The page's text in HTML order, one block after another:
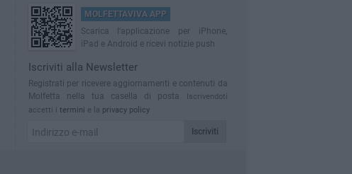
MOLFETTAVIVA APP
Scarica l'applicazione per iPhone,
iPad e Android e ricevi notizie push
Iscriviti alla Newsletter
Registrati per ricevere aggiornamenti e contenuti da
Molfetta nella tua casella di posta
Iscrivendoti
accetti i termini e la privacy policy
Iscriviti